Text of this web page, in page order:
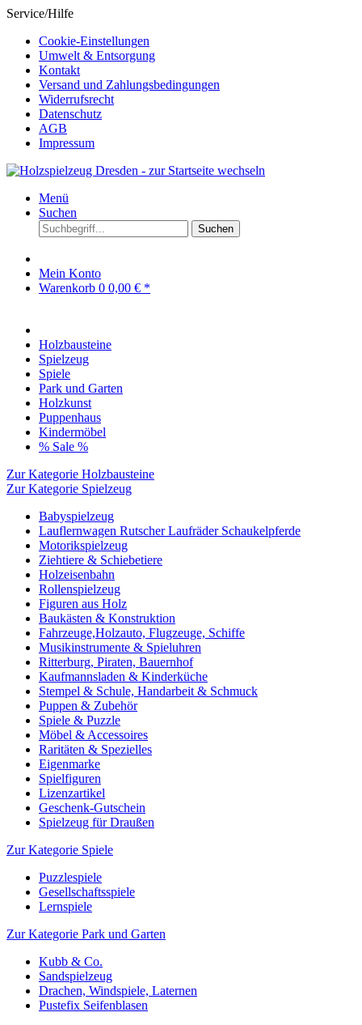
Service/Hilfe
Cookie-Einstellungen
Umwelt & Entsorgung
Kontakt
Versand und Zahlungsbedingungen
Widerrufsrecht
Datenschutz
AGB
Impressum
Menü
Suchen
Suchen
Mein Konto
Warenkorb 0 0,00 € *
Holzbausteine
Spielzeug
Spiele
Park und Garten
Holzkunst
Puppenhaus
Kindermöbel
% Sale %
Zur Kategorie Holzbausteine
Zur Kategorie Spielzeug
Babyspielzeug
Lauflernwagen Rutscher Laufräder Schaukelpferde
Motorikspielzeug
Ziehtiere & Schiebetiere
Holzeisenbahn
Rollenspielzeug
Figuren aus Holz
Baukästen & Konstruktion
Fahrzeuge,Holzauto, Flugzeuge, Schiffe
Musikinstrumente & Spieluhren
Ritterburg, Piraten, Bauernhof
Kaufmannsladen & Kinderküche
Stempel & Schule, Handarbeit & Schmuck
Puppen & Zubehör
Spiele & Puzzle
Möbel & Accessoires
Raritäten & Spezielles
Eigenmarke
Spielfiguren
Lizenzartikel
Geschenk-Gutschein
Spielzeug für Draußen
Zur Kategorie Spiele
Puzzlespiele
Gesellschaftsspiele
Lernspiele
Zur Kategorie Park und Garten
Kubb & Co.
Sandspielzeug
Drachen, Windspiele, Laternen
Pustefix Seifenblasen